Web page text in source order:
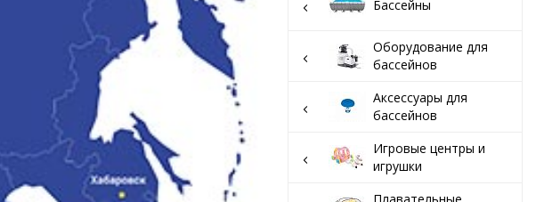
Бассейны
Оборудование для
бассейнов
Аксессуары для
бассейнов
Игровые центры и
игрушки